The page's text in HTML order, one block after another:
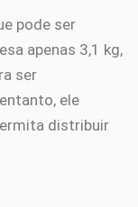
pode ser
apenas 3,1 kg,
ser
ele
distribuir